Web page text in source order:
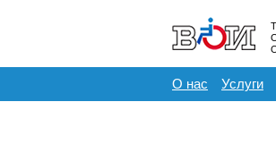
О нас Услуги